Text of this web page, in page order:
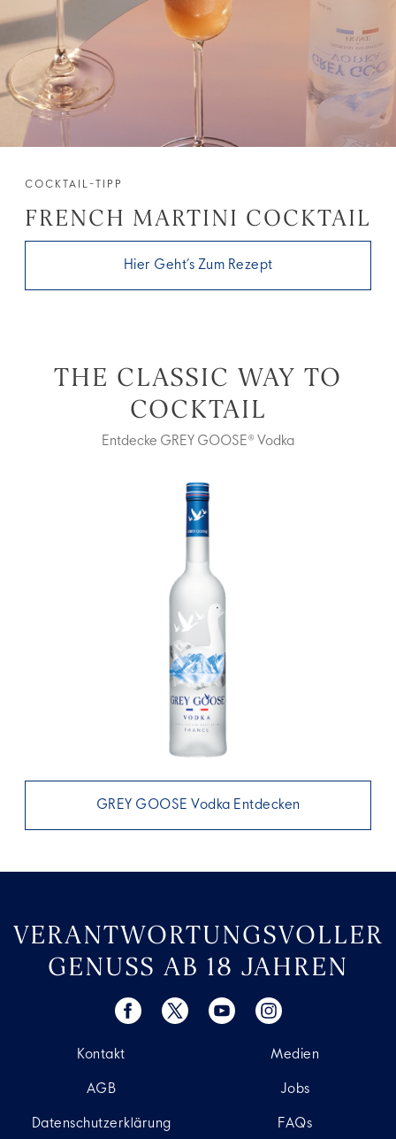
COCKTAIL-TIPP
FRENCH MARTINI COCKTAIL
Hier Geht’s Zum Rezept
THE CLASSIC WAY TO
COCKTAIL
Entdecke GREY GOOSE® Vodka
GREY GOOSE Vodka Entdecken
VERANTWORTUNGSVOLLER
GENUSS AB 18 JAHREN
Kontakt
AGB
Datenschutzerklärung
Medien
Jobs
FAQs